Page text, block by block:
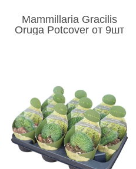
Mammillaria Gracilis
Oruga Potcover от 9шт